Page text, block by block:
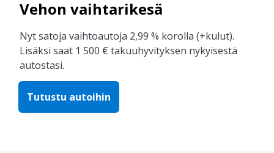
Vehon vaihtarikesä
Nyt satoja vaihtoautoja 2,99 % korolla (+kulut).
Lisäksi saat 1 500 € takuuhyvityksen nykyisestä
autostasi.
Tutustu autoihin